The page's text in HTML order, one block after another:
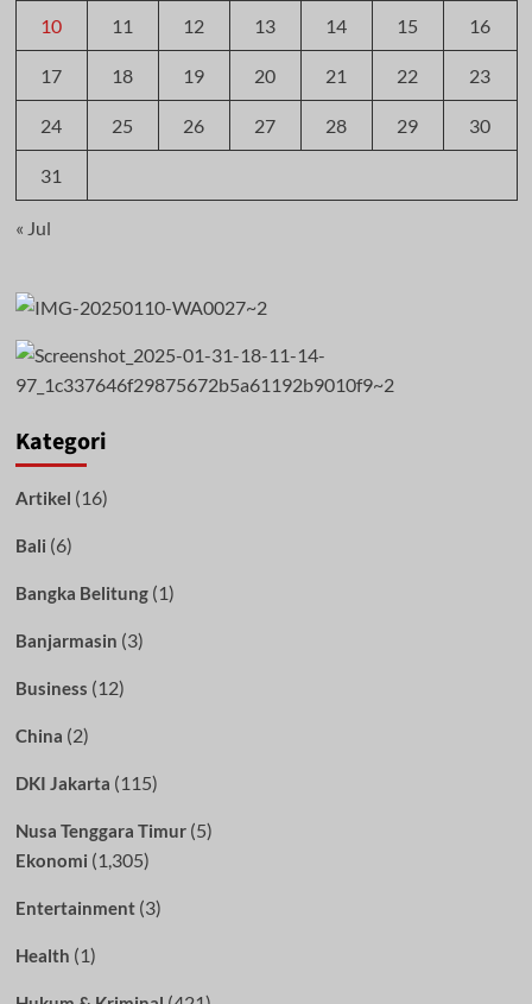
10 11 12 13 14 15 16
17 18 19 20 21 22 23
24 25 26 27 28 29 30
31
« Jul
Kategori
Artikel (16)
Bali (6)
Bangka Belitung(1)
Banjarmasin (3)
Business (12)
China (2)
DKI Jakarta (115)
Nusa Tenggara Timur(5)
Ekonomi (1,305)
Entertainment(3)
Health (1)